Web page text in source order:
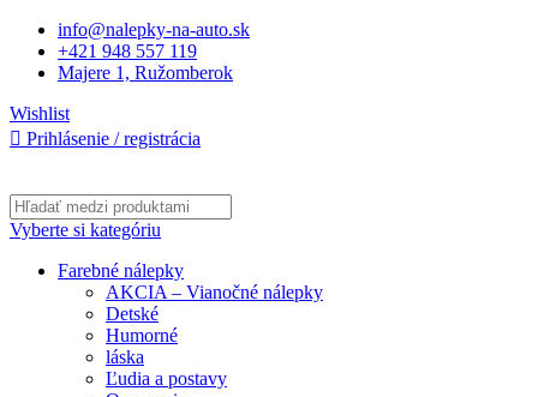
info@nalepky-na-auto.sk
+421 948 557 119
Majere 1, Ružomberok
Wishlist
Prihlásenie / registrácia
Vyberte si kategóriu
Farebné nálepky
AKCIA – Vianočné nálepky
Detské
Humorné
láska
Ľudia a postavy